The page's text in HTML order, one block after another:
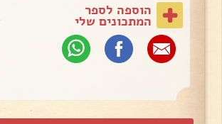
הוספה לספר
המתכונים שלי